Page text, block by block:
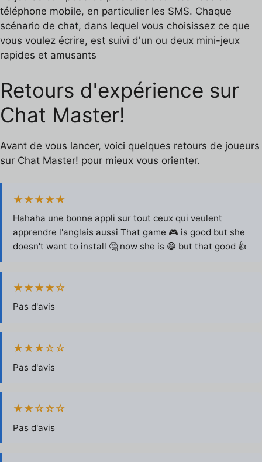
téléphone mobile, en particulier les SMS. Chaque
scénario de chat, dans lequel vous choisissez ce que
vous voulez écrire, est suivi d'un ou deux mini-jeux
rapides et amusants
Retours d'expérience sur
Chat Master!
Avant de vous lancer, voici quelques retours de joueurs
sur Chat Master! pour mieux vous orienter.
★★★★★
Hahaha une bonne appli sur tout ceux qui veulent
apprendre l'anglais aussi That game 🎮 is good but she
doesn't want to install 🤔 now she is 😁 but that good 👍
★★★★☆
Pas d'avis
★★★☆☆
Pas d'avis
★★☆☆☆
Pas d'avis